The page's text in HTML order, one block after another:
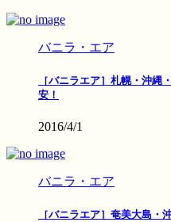
バニラ・エア
［バニラエア］札幌・沖縄
安！
2016/4/1
バニラ・エア
［バニラエア］奄美大島・